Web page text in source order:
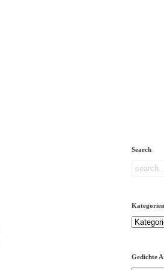
Search
Kategorien
Kategorien
Gedichte